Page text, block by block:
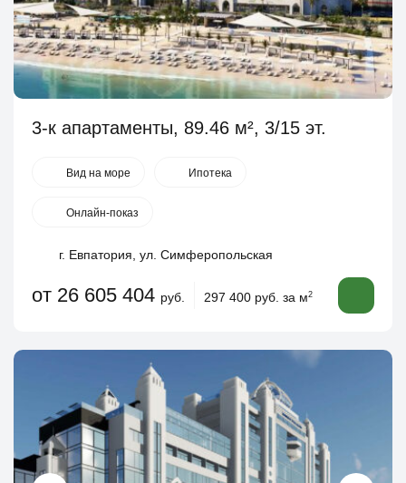
3-к апартаменты, 89.46 м², 3/15 эт.
Вид на море Ипотека
Онлайн-показ
г. Евпатория, ул. Симферопольская
от 26 605 404 руб. 297 400 руб. за м2